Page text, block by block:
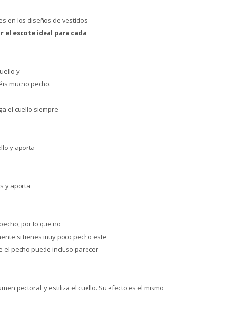
en los diseños de vestidos
el escote ideal para cada
y
mucho pecho.
el cuello siempre
y aporta
y aporta
por lo que no
si tienes muy poco pecho este
el pecho puede incluso parecer
pectoral y estiliza el cuello. Su efecto es el mismo